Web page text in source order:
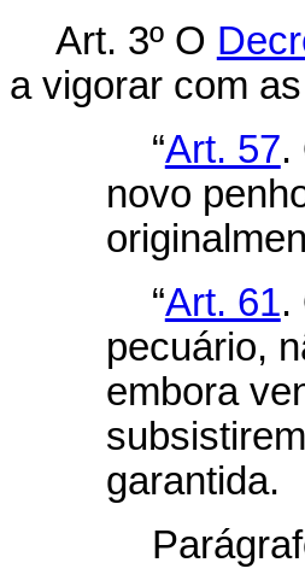
Art. 3º O
a vigorar com
“Art. 57.
novo
“Art. 61.
pecuário,
embora
garantida.